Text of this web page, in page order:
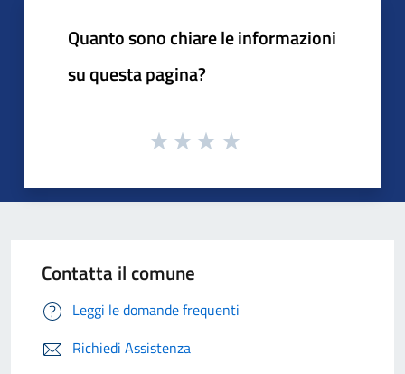
Quanto sono chiare le informazioni
su questa pagina?
Contatta il comune
Leggi le domande frequenti
Richiedi Assistenza